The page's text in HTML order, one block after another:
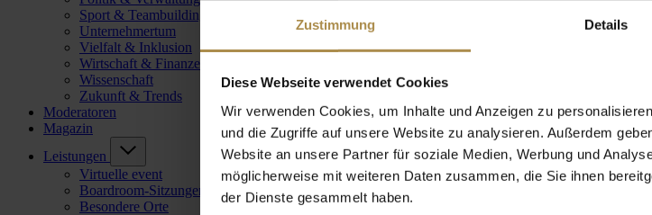
Zustimmung Details
Diese Webseite verwendet Cookies
Wir verwenden Cookies, um Inhalte und Anzeigen zu
und die Zugriffe auf unsere Website zu analysieren. Außerdem
Website an unsere Partner für soziale Medien, Werbung und
möglicherweise mit weiteren Daten zusammen, die Sie ihnen
der Dienste gesammelt haben.
Sport & Teambuilding
Unternehmertum
Vielfalt & Inklusion
Wirtschaft & Finanzen
Wissenschaft
Zukunft & Trends
Moderatoren
Magazin
Leistungen
Virtuelle event
Boardroom-Sitzungen
Besondere Orte